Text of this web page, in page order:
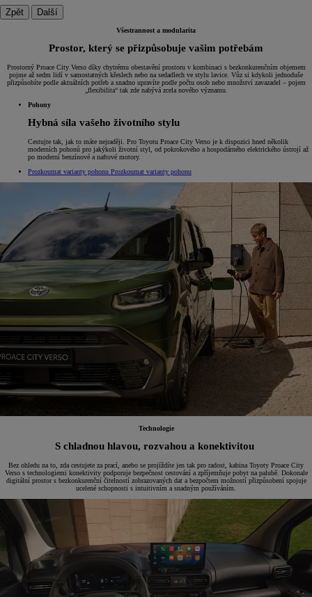
Zpět Další
Všestrannost a modularita
Prostor, který se přizpůsobuje vašim potřebám
Prostorný Proace City Verso díky chytrému obestavění prostoru v kombinaci s bezkonkurenčním objemem
pojme až sedm lidí v samostatných křeslech nebo na sedadlech ve stylu lavice. Vůz si kdykoli jednoduše
přizpůsobíte podle aktuálních potřeb a snadno upravíte podle počtu osob nebo množství zavazadel – pojem
„flexibilita“ tak zde nabývá zcela nového významu.
Pohony
Hybná síla vašeho životního stylu
Cestujte tak, jak to máte nejraději. Pro Toyotu Proace City Verso je k dispozici hned několik
moderních pohonů pro jakýkoli životní styl, od pokrokového a hospodárného elektrického ústrojí až
po moderní benzínové a naftové motory.
Prozkoumat varianty pohonu Prozkoumat varianty pohonu
Technologie
S chladnou hlavou, rozvahou a konektivitou
Bez ohledu na to, zda cestujete za prací, anebo se projíždíte jen tak pro radost, kabina Toyoty Proace City
Verso s technologiemi konektivity podporuje bezpečnost cestování a zpříjemňuje pobyt na palubě. Dokonale
digitální prostor s bezkonkurenční čitelností zobrazovaných dat a bezpočtem možností přizpůsobení spojuje
ucelené schopnosti s intuitivním a snadným používáním.